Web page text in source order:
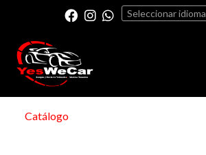
Seleccionar idioma
Catálogo